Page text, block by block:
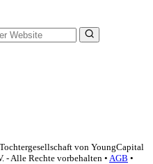
von YoungCapital
- Alle Rechte vorbehalten • AGB •